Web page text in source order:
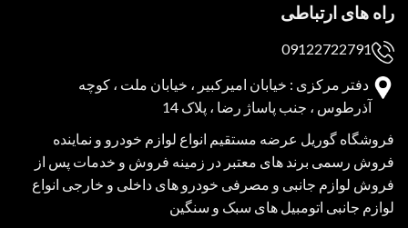
راه های ارتباطی
09122722791
دفتر مرکزی : خیابان امیرکبیر ، خیابان ملت ، کوچه
آذرطوس ، جنب پاساژ رضا ، پلاک 14
فروشگاه گوریل عرضه مستقیم انواع لوازم خودرو و نماینده
فروش رسمی برند های معتبر در زمینه فروش و خدمات پس از
فروش لوازم جانبی و مصرفی خودرو های داخلی و خارجی انواع
لوازم جانبی اتومبیل های سبک و سنگین